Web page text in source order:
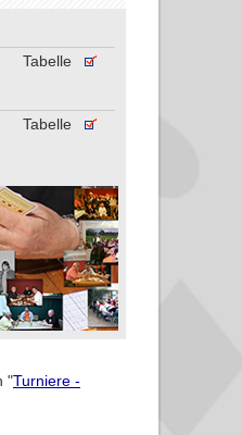
Tabelle
Tabelle
"Turniere -